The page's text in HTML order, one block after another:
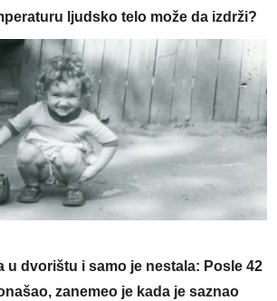
ljudsko telo može da izdrži?
u dvorištu i samo je nestala: Posle 42
zanemeo je kada je saznao